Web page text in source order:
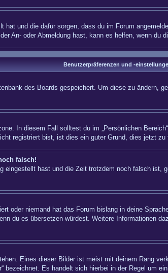
und die dafür sorgen, dass du im Forum
An- oder Abmeldung hast, kann es helfen, wenn du
Benutzerpräferenzen und -
des Boards gespeichert. Um diese zu ändern,
In diesem Fall solltest du im „Persönlichen
registriert bist, ist dies ein guter Grund, dies jetzt zu
falsch!
hast und die Zeit trotzdem noch falsch
oder niemand hat das Forum bislang in deine
du es übersetzen würdest. Weitere Informationen
Eines dieser Bilder ist meist mit deinem Rang
bezeichnet. Es handelt sich hierbei in der Regel um